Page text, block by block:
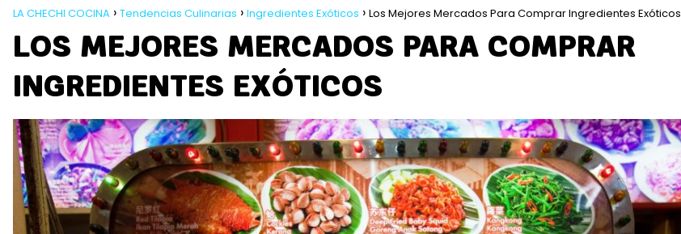
LA CHECHI COCINA Tendencias Culinarias Ingredientes Exóticos Los Mejores Mercados Para Comprar Ingredientes Exóticos
LOS MEJORES MERCADOS PARA COMPRAR
INGREDIENTES EXÓTICOS